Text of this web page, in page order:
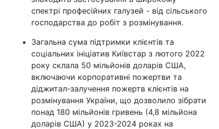
спектрі професійних галузей - від сільського
господарства до робіт з розмінування.
Загальна сума підтримки клієнтів та
соціальних ініціатив Київстар з лютого 2022
року склала 50 мільйонів доларів США,
включаючи корпоративні пожертви та
діджитал-залучення пожертв клієнтів на
розмінування України, що дозволило зібрати
понад 180 мільйонів гривень (4,8 мільйона
доларів США) у 2023-2024 роках на